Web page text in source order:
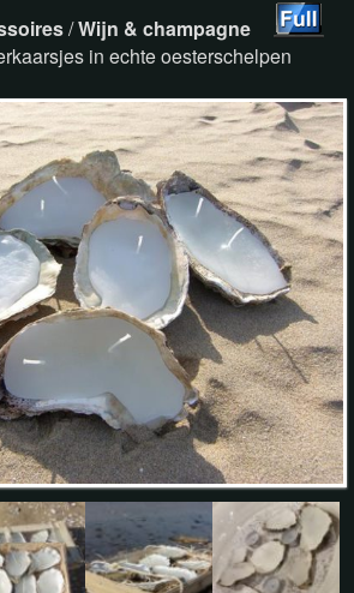
/Wijn & champagne
in echte oesterschelpen